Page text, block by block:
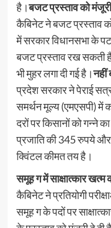
है।बजट प्रस्ताव को
कैबिनेट ने बजट प्रस्ताव
में सरकार विधानसभा के
बजट प्रस्ताव रख सकती
भी मुहर लगा दी गई है।नहीं
प्रदेश सरकार ने पेराई
समर्थन मूल्य (एमएसपी) में
दरों पर किसानों को गन्ने
प्रजाति की 345 रुपये
क्विंटल कीमत तय है।
समूह ग में साक्षात्कार खत्म
कैबिनेट ने प्रतियोगी
समूह ग के पदों पर